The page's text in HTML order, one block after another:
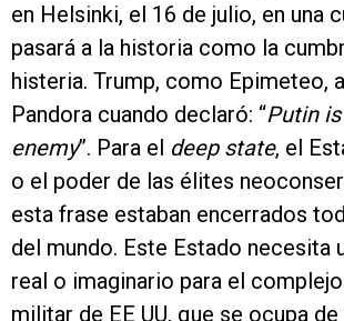
en Helsinki, el 16 de julio, en una
pasará a la historia como la
histeria. Trump, como Epimeteo,
Pandora cuando declaró: “Putin
enemy”. Para el deep state, el
o el poder de las élites
esta frase estaban encerrados
del mundo. Este Estado necesita
real o imaginario para el
militar de EE UU, que se ocupa